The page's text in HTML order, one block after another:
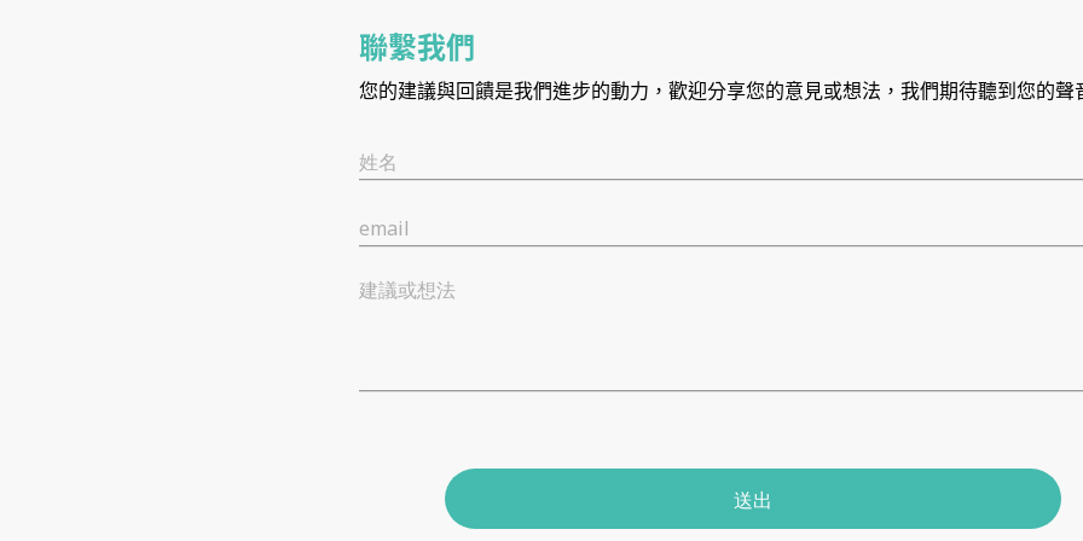
聯繫我們
您的建議與回饋是我們進步的動力，歡迎分享您的意見或想法，我們期待聽到您的聲
姓名
email
建議或想法
送出